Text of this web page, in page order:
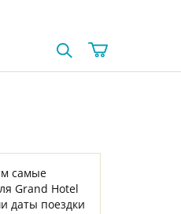
самые
Grand Hotel
даты поездки